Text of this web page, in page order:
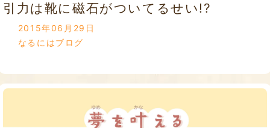
引力は靴に磁石がついてるせい!?
2015年06月29日
なるにはブログ